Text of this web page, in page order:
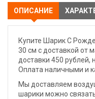
ОПИСАНИЕ
Купите Шарик С
30 см с доставкой от
доставки 450 рублей,
Оплата наличными и
Мы доставляем
шарики можно